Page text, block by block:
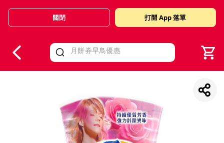
Valid Until 30 June 2026
關閉 打開 App 落單